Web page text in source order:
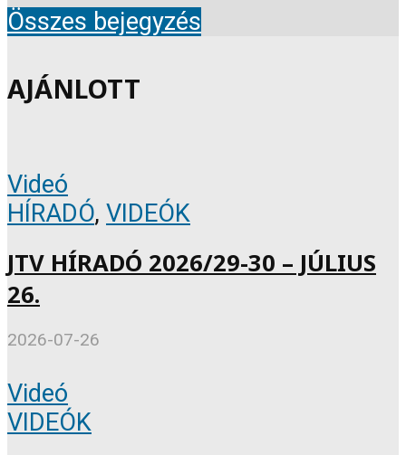
Összes bejegyzés
AJÁNLOTT
Videó
HÍRADÓ, VIDEÓK
JTV HÍRADÓ 2026/29-30 – JÚLIUS
26.
2026-07-26
Videó
VIDEÓK